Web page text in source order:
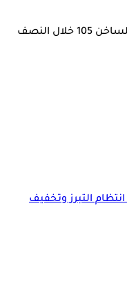
الصحة: ارتفاع الإقبال على الخط الساخن 105 خلال النصف
التبرز وتخفيف